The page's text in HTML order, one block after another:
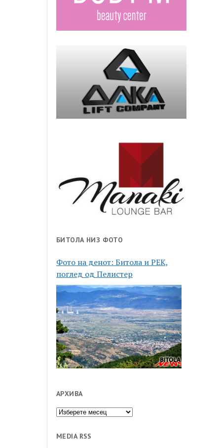
БИТОЛА НИЗ ФОТО
Фото на денот: Битола и РЕК,
поглед од Пелистер
АРХИВА
Архива
MEDIA RSS